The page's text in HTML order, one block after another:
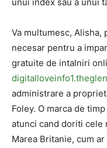
Va multumesc,
necesar pentru a
gratuite de intalniri
administrare a
Foley. O marca de
atunci cand doriti cele
Marea Britanie, cum